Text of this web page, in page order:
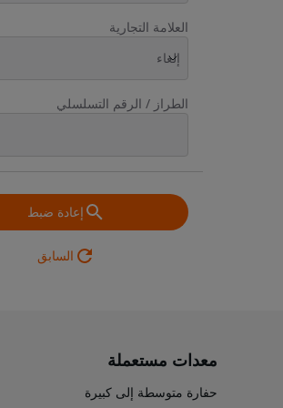
العلامة التجارية
إلغاء
الطراز / الرقم التسلسلي
إعادة ضبط
السابق
معدات مستعملة
حفارة متوسطة إلى كبيرة